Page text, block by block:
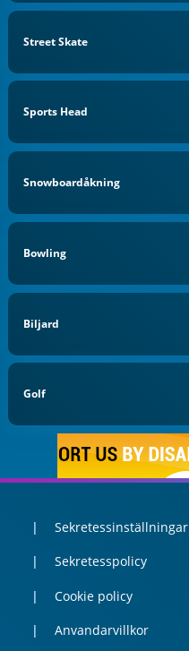
Street Skate
Sports Head
Snowboardåkning
Bowling
Biljard
Golf
Sekretessinställningar
Sekretesspolicy
Cookie policy
Anvandarvillkor